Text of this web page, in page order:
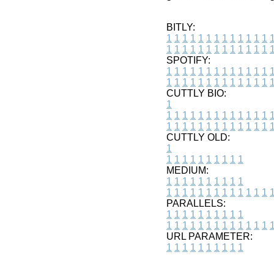
BITLY:
1 1 1 1 1 1 1 1 1 1 1 1 1 1
1 1 1 1 1 1 1 1 1 1 1 1 1 1
SPOTIFY:
1 1 1 1 1 1 1 1 1 1 1 1 1 1
1 1 1 1 1 1 1 1 1 1 1 1 1 1
CUTTLY BIO:
1
1 1 1 1 1 1 1 1 1 1 1 1 1 1
1 1 1 1 1 1 1 1 1 1 1 1 1 1
CUTTLY OLD:
1
1 1 1 1 1 1 1 1 1 1
MEDIUM:
1 1 1 1 1 1 1 1 1 1
1 1 1 1 1 1 1 1 1 1 1 1 1 1
PARALLELS:
1 1 1 1 1 1 1 1 1 1
1 1 1 1 1 1 1 1 1 1 1 1 1 1
URL PARAMETER:
1 1 1 1 1 1 1 1 1 1